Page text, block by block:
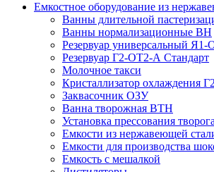
Емкостное оборудование из
Ванны длительной
Ванны нормализационные ВН
Резервуар универсальный
Резервуар Г2-ОТ2-А Стандарт
Молочное такси
Кристаллизатор охлаждения
Заквасочник ОЗУ
Ванна творожная ВТН
Установка прессования
Емкости из нержавеющей
Емкости для производства
Емкость с мешалкой